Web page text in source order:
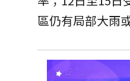
區仍有局部大雨